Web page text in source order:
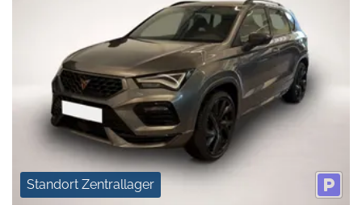
Standort Zentrallager